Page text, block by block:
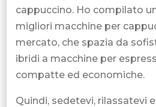
cappuccino. Ho compilato
migliori macchine per
mercato, che spazia da
ibridi a macchine per
compatte ed economiche.
Quindi, sedetevi, rilassatevi